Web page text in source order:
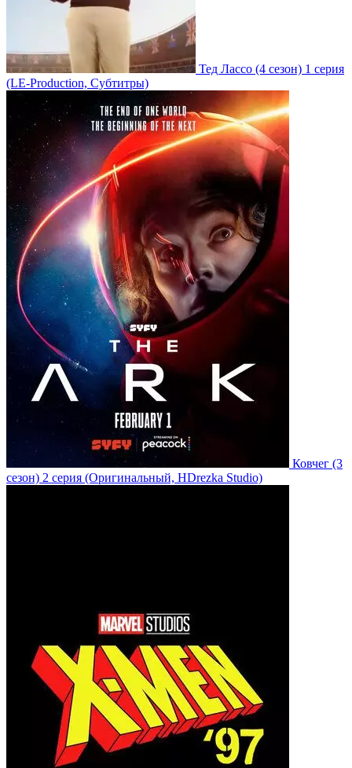
Тед Лассо (4 сезон) 1 серия
(LE-Production, Субтитры)
Ковчег (3
сезон) 2 серия (Оригинальный, HDrezka Studio)